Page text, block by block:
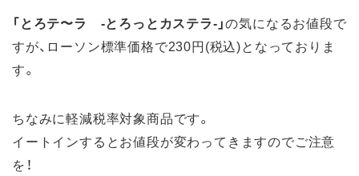
「とろテ〜ラ -とろっとカステラ-」の気になるお値段で
すが、ローソン標準価格で230円(税込)となっておりま
す。
ちなみに軽減税率対象商品です。
イートインするとお値段が変わってきますのでご注意
を！